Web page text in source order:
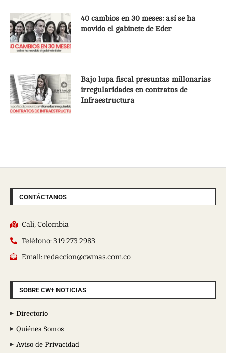
40 cambios en 30 meses: así se ha
movido el gabinete de Eder
Bajo lupa fiscal presuntas millonarias
irregularidades en contratos de
Infraestructura
CONTÁCTANOS
Cali, Colombia
Teléfono: 319 273 2983
Email: redaccion@cwmas.com.co
SOBRE CW+ NOTICIAS
Directorio
Quiénes Somos
Aviso de Privacidad